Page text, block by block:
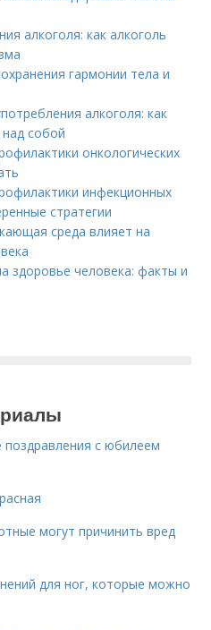
алкоголя: как алкоголь
гармонии тела и
алкоголя: как
собой
онкологических
инфекционных
стратегии
среда влияет на
здоровье человека: факты и
поздравления с юбилеем
могут причинить вред
для ног, которые можно